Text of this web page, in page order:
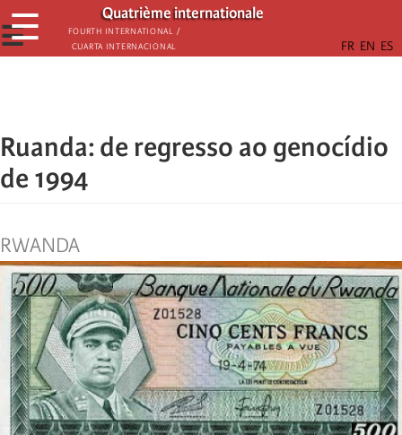
Passar
para
o
Quatrième internationale
Fourth International /
Cuarta Internacional
☰
☰
Ruanda: de regresso ao genocídio
de 1994
RWANDA